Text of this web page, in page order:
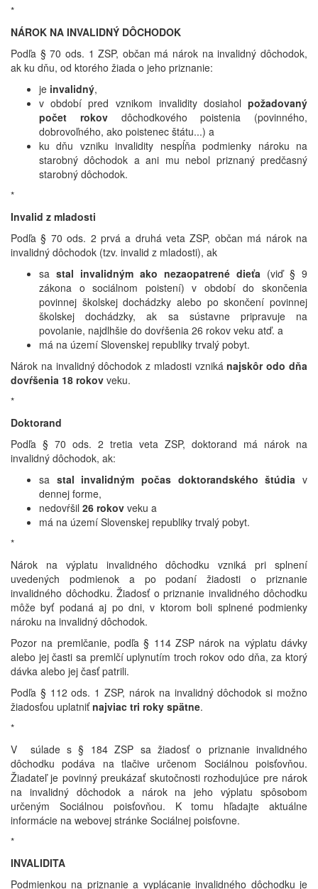
*
NÁROK NA INVALIDNÝ DÔCHODOK
Podľa § 70 ods. 1 ZSP, občan má nárok na invalidný dôchodok,
ak ku dňu, od ktorého žiada o jeho priznanie:
je invalidný,
v období pred vznikom invalidity dosiahol požadovaný
počet rokovdôchodkového poistenia (povinného,
dobrovoľného, ako poistenec štátu...) a
ku dňu vzniku invalidity nespĺňa podmienky nároku na
starobný dôchodok a ani mu nebol priznaný predčasný
starobný dôchodok.
*
Invalid z mladosti
Podľa § 70 ods. 2 prvá a druhá veta ZSP, občan má nárok na
invalidný dôchodok (tzv. invalid z mladosti), ak
sa stal invalidným ako nezaopatrené dieťa (viď § 9
zákona o sociálnom poistení) v období do skončenia
povinnej školskej dochádzky alebo po skončení povinnej
školskej dochádzky, ak sa sústavne pripravuje na
povolanie, najdlhšie do dovŕšenia 26 rokov veku atď. a
má na území Slovenskej republiky trvalý pobyt.
Nárok na invalidný dôchodok z mladosti vznikánajskôr odo dňa
dovŕšenia 18 rokov veku.
*
Doktorand
Podľa § 70 ods. 2 tretia veta ZSP, doktorand má nárok na
invalidný dôchodok, ak:
sa stal invalidným počas doktorandského štúdia v
dennej forme,
nedovŕšil 26 rokov veku a
má na území Slovenskej republiky trvalý pobyt.
*
Nárok na výplatu invalidného dôchodku vzniká pri splnení
uvedených podmienok a po podaní žiadosti o priznanie
invalidného dôchodku. Žiadosť o priznanie invalidného dôchodku
môže byť podaná aj po dni, v ktorom boli splnené podmienky
nároku na invalidný dôchodok.
Pozor na premlčanie, podľa § 114 ZSP nárok na výplatu dávky
alebo jej časti sa premlčí uplynutím troch rokov odo dňa, za ktorý
dávka alebo jej časť patrili.
Podľa § 112 ods. 1 ZSP, nárok na invalidný dôchodok si možno
žiadosťou uplatniťnajviac tri roky spätne.
*
V súlade s § 184 ZSP sa žiadosť o priznanie invalidného
dôchodku podáva na tlačive určenom Sociálnou poisťovňou.
Žiadateľ je povinný preukázať skutočnosti rozhodujúce pre nárok
na invalidný dôchodok a nárok na jeho výplatu spôsobom
určeným Sociálnou poisťovňou. K tomu hľadajte aktuálne
informácie na webovej stránke Sociálnej poisťovne.
*
INVALIDITA
Podmienkou na priznanie a vyplácanie invalidného dôchodku je